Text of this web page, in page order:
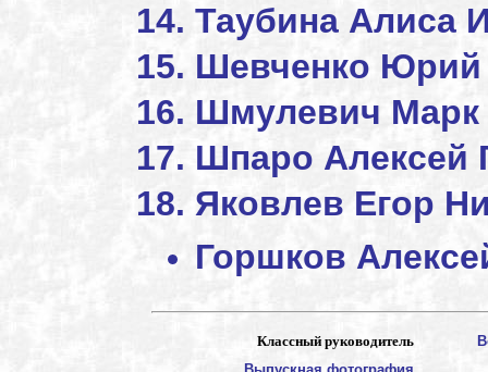
Таубина
Шевченко
Шмулевич
Шпаро Алексей
Яковлев Егор
Горшков
Классный руководитель